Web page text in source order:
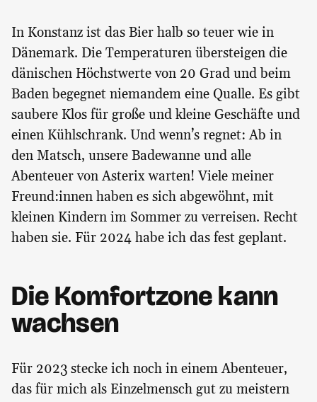
In Konstanz ist das Bier halb so teuer wie in
Dänemark. Die Temperaturen übersteigen die
dänischen Höchstwerte von 20 Grad und beim
Baden begegnet niemandem eine Qualle. Es gibt
saubere Klos für große und kleine Geschäfte und
einen Kühlschrank. Und wenn’s regnet: Ab in
den Matsch, unsere Badewanne und alle
Abenteuer von Asterix warten! Viele meiner
Freund:innen haben es sich abgewöhnt, mit
kleinen Kindern im Sommer zu verreisen. Recht
haben sie. Für 2024 habe ich das fest geplant.
Die Komfortzone kann
wachsen
Für 2023 stecke ich noch in einem Abenteuer,
das für mich als Einzelmensch gut zu meistern